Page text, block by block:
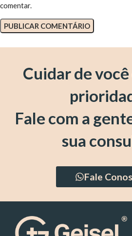
comentar.
Cuidar de você
Fale com a
sua
Fale